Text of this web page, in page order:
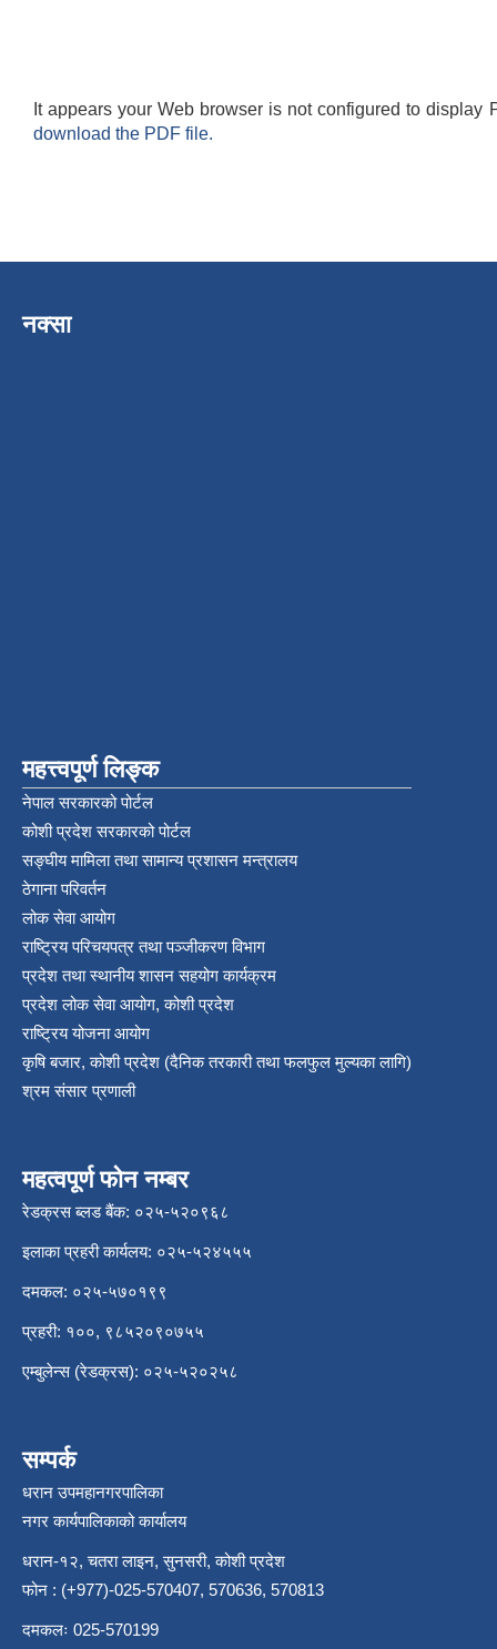
It appears your Web browser is not configured to display
download the PDF file.
नक्सा
महत्त्वपूर्ण लिङ्क
नेपाल सरकारको पोर्टल
कोशी प्रदेश सरकारको पोर्टल
सङ्‍घीय मामिला तथा सामान्य प्रशासन मन्त्रालय
ठेगाना परिवर्तन
लोक सेवा आयोग
राष्ट्रिय परिचयपत्र तथा पञ्‍जीकरण विभाग
प्रदेश तथा स्थानीय शासन सहयोग कार्यक्रम
प्रदेश लोक सेवा आयोग, कोशी प्रदेश
राष्ट्रिय योजना आयोग
कृषि बजार, कोशी प्रदेश (दैनिक तरकारी तथा फलफुल मुल्यका लागि)
श्रम संसार प्रणाली
महत्वपूर्ण फोन नम्बर
रेडक्रस ब्लड बैंक: ०२५-५२०९६८
इलाका प्रहरी कार्यलय: ०२५-५२४५५५
दमकल: ०२५-५७०१९९
प्रहरी: १००, ९८५२०९०७५५
एम्बुलेन्स (रेडक्रस): ०२५-५२०२५८
सम्पर्क
धरान उपमहानगरपालिका
नगर कार्यपालिकाको कार्यालय
धरान-१२, चतरा लाइन, सुनसरी, कोशी प्रदेश
फोन : (+977)-025-570407, 570636, 570813
दमकलः 025-570199